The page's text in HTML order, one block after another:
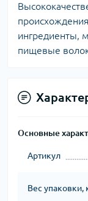
ингредиенты,
пищевые
Основные
Артикул
Вес упаковки,